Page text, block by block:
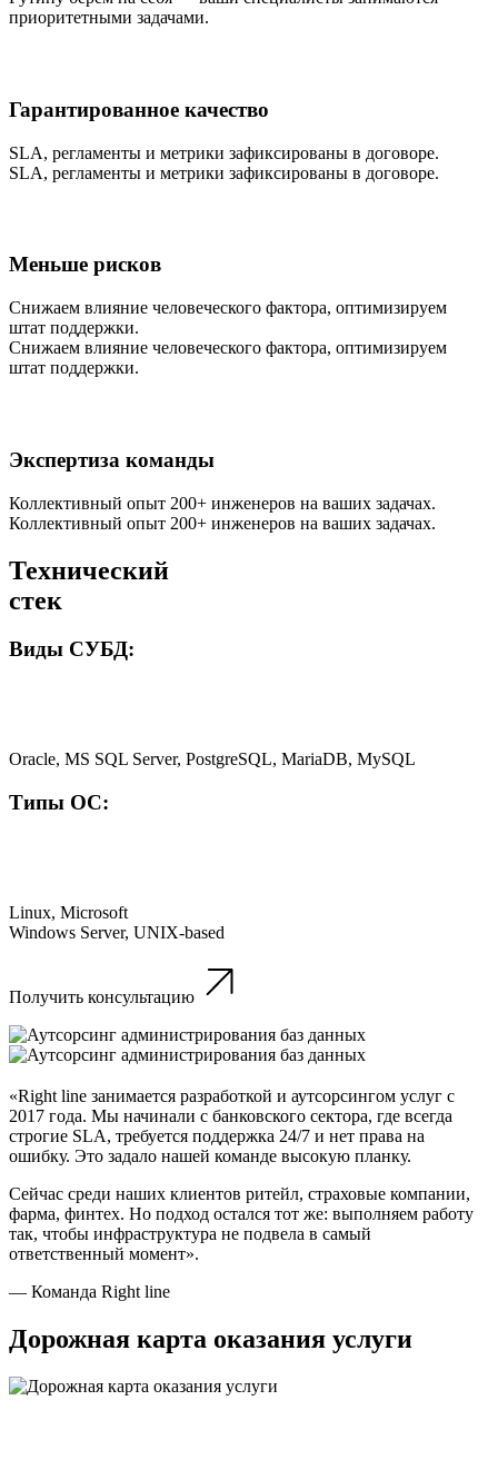
приоритетными задачами.
Гарантированное качество
SLA, регламенты и метрики зафиксированы в договоре.
SLA, регламенты и метрики зафиксированы в договоре.
Меньше рисков
Снижаем влияние человеческого фактора, оптимизируем
штат поддержки.
Снижаем влияние человеческого фактора, оптимизируем
штат поддержки.
Экспертиза команды
Коллективный опыт 200+ инженеров на ваших задачах.
Коллективный опыт 200+ инженеров на ваших задачах.
Технический
стек
Виды СУБД:
Oracle, MS SQL Server, PostgreSQL, MariaDB, MySQL
Типы ОС:
Linux, Microsoft
Windows Server, UNIX-based
Получить консультацию
«Right line занимается разработкой и аутсорсингом услуг с
2017 года. Мы начинали с банковского сектора, где всегда
строгие SLA, требуется поддержка 24/7 и нет права на
ошибку. Это задало нашей команде высокую планку.
Сейчас среди наших клиентов ритейл, страховые компании,
фарма, финтех. Но подход остался тот же: выполняем работу
так, чтобы инфраструктура не подвела в самый
ответственный момент».
— Команда Right line
Дорожная карта оказания услуги